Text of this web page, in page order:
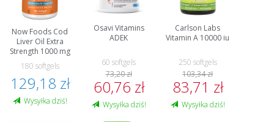
Now Foods Cod
Liver Oil Extra
Strength 1000 mg
180 softgels
129,18 zł
Wysyłka dziś!
Osavi Vitamins
ADEK
60 softgels
73,20 zł
60,76 zł
Wysyłka dziś!
Carlson Labs
Vitamin A 10000 iu
250 softgels
103,34 zł
83,71 zł
Wysyłka dziś!